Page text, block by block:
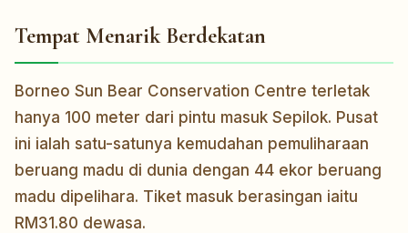
Tempat Menarik Berdekatan
Borneo Sun Bear Conservation Centre terletak
hanya 100 meter dari pintu masuk Sepilok. Pusat
ini ialah satu-satunya kemudahan pemuliharaan
beruang madu di dunia dengan 44 ekor beruang
madu dipelihara. Tiket masuk berasingan iaitu
RM31.80 dewasa.